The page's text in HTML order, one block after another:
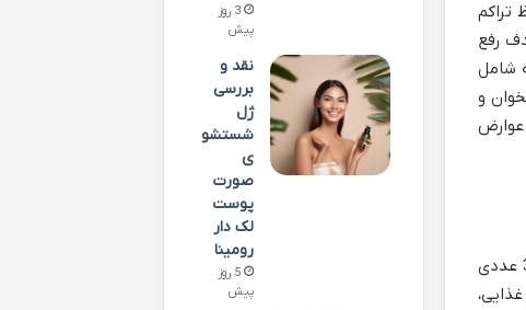
تراکم
رفع
شامل
و
عوارض
قرص ویتاکل فورت محصولی از شرکت گلدن لایف (Golden Life) استرالیا است که در بسته بندی های معمولاً 30 عددی
3 روز
پیش
نقد و
بررسی
ژل
شستشو
ی
صورت
پوست
لک دار
رومینا
5 روز
پیش